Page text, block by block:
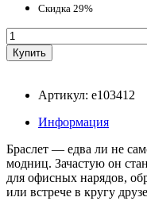
Скидка 29%
Артикул: e103412
Информация
Браслет — едва ли не
модниц. Зачастую он
для офисных нарядов,
или встрече в кругу